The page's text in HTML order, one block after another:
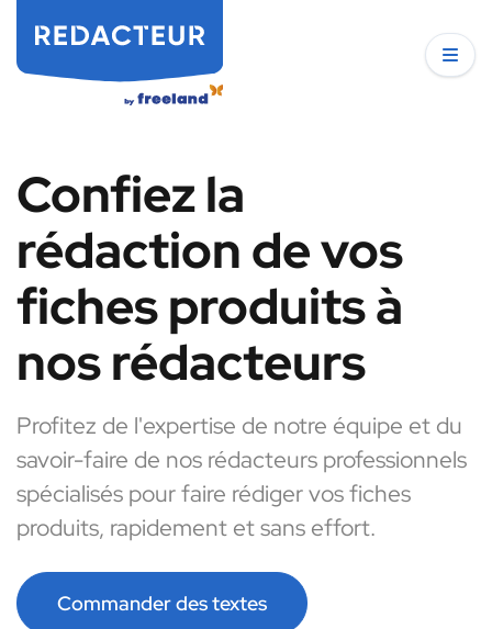
Confiez la
rédaction de vos
fiches produits à
nos rédacteurs
Profitez de l'expertise de notre équipe et du
savoir-faire de nos rédacteurs professionnels
spécialisés pour faire rédiger vos fiches
produits, rapidement et sans effort.
Commander des textes